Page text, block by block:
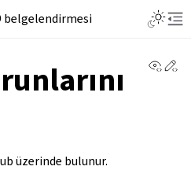
belgelendirmesi
üzerinde bulunur.